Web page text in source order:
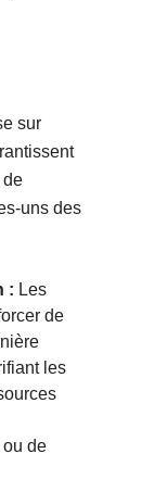
sur
de
uns des
: Les
de
les
de